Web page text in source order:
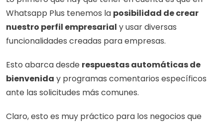
Whatsapp Plus tenemos la posibilidad de crear
nuestro perfil empresarial y usar diversas
funcionalidades creadas para empresas.
Esto abarca desde respuestas automáticas de
bienvenida y programas comentarios específicos
ante las solicitudes más comunes.
Claro, esto es muy práctico para los negocios que